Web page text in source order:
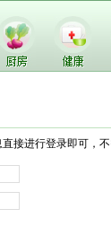
接进行登录即可，不